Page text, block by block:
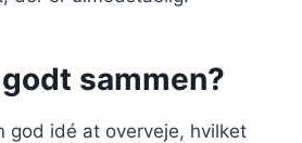
sammen?
god idé at overveje, hvilket